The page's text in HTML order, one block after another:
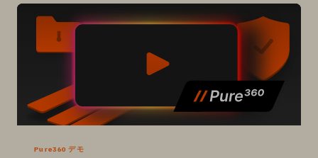
Pure360 デモ